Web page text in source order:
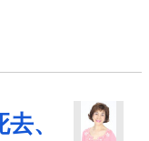
、